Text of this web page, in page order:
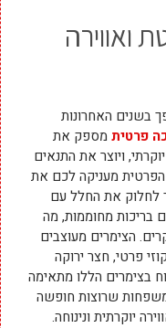
ואווירה
בשנים האחרונות
פרטית מספק את
ויוצר את התנאים
מעניקה לכם את
לחלוק את החלל עם
בריכות מחוממות, מה
הצימרים מעוצבים
פרטי, חצר ירוקה
בצימרים הללו מתאימה
שרוצות חופשה
יוקרתית ונינוחה.